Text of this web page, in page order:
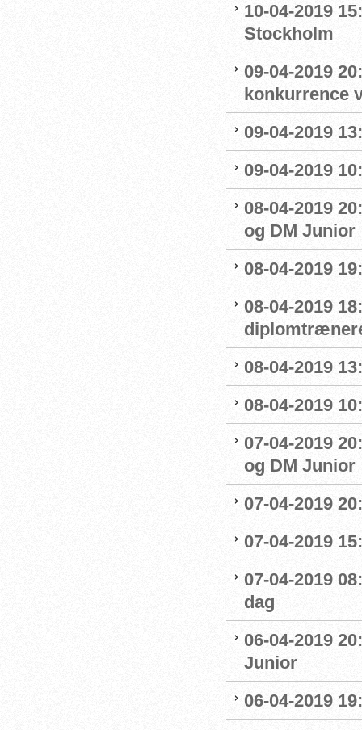
10-04-2019
Stockholm
09-04-2019
konkurrence
09-04-2019
09-04-2019
08-04-2019
og DM Junior
08-04-2019
08-04-2019
08-04-2019
08-04-2019
07-04-2019
og DM Junior
07-04-2019
07-04-2019
07-04-2019
dag
06-04-2019
Junior
06-04-2019